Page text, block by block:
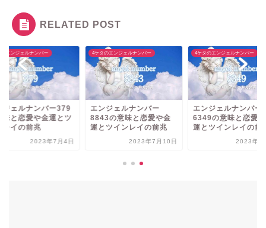
RELATED POST
のエンジェルナンバー
ジェルナンバー379
味と恋愛や金運とツ
レイの前兆
2023年7月4日
4ケタのエンジェルナンバー
エンジェルナンバー
8843の意味と恋愛や金
運とツインレイの前兆
2023年7月10日
4ケタのエンジェルナンバー
エンジェルナンバー
6349の意味と恋愛
運とツインレイの前
2023年7